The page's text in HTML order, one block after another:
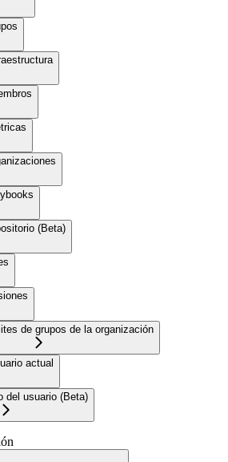
(Beta)
de grupos de la organización
actual
del usuario (Beta)